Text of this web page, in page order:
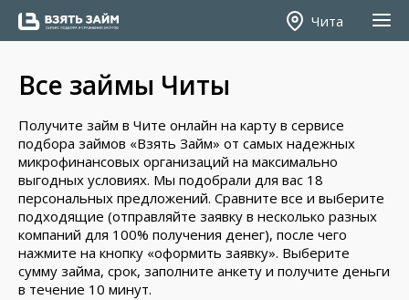
Чита
Все займы Читы
Получите займ в Чите онлайн на карту в сервисе
подбора займов «Взять Займ» от самых надежных
микрофинансовых организаций на максимально
выгодных условиях. Мы подобрали для вас 18
персональных предложений. Сравните все и выберите
подходящие (отправляйте заявку в несколько разных
компаний для 100% получения денег), после чего
нажмите на кнопку «оформить заявку». Выберите
сумму займа, срок, заполните анкету и получите деньги
в течение 10 минут.